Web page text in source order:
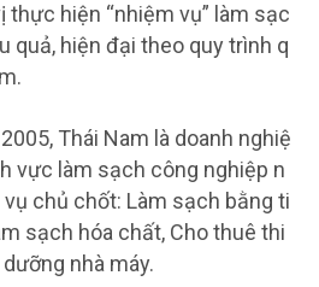
hiện “nhiệm vụ” làm sạc
quả, hiện đại theo quy trình q
Thái Nam là doanh nghiệ
vực làm sạch công nghiệp n
chủ chốt: Làm sạch bằng ti
sạch hóa chất, Cho thuê thi
nhà máy.